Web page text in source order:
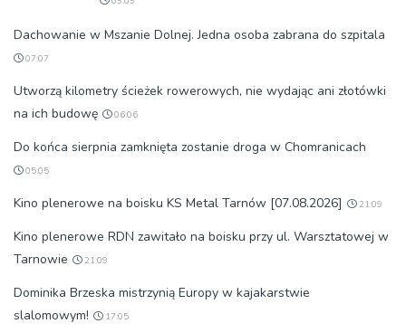
Dachowanie w Mszanie Dolnej. Jedna osoba zabrana do szpitala
07:07
Utworzą kilometry ścieżek rowerowych, nie wydając ani złotówki
na ich budowę
06:06
Do końca sierpnia zamknięta zostanie droga w Chomranicach
05:05
Kino plenerowe na boisku KS Metal Tarnów [07.08.2026] 21:09
Kino plenerowe RDN zawitało na boisku przy ul. Warsztatowej w
Tarnowie
21:09
Dominika Brzeska mistrzynią Europy w kajakarstwie
slalomowym!
17:05